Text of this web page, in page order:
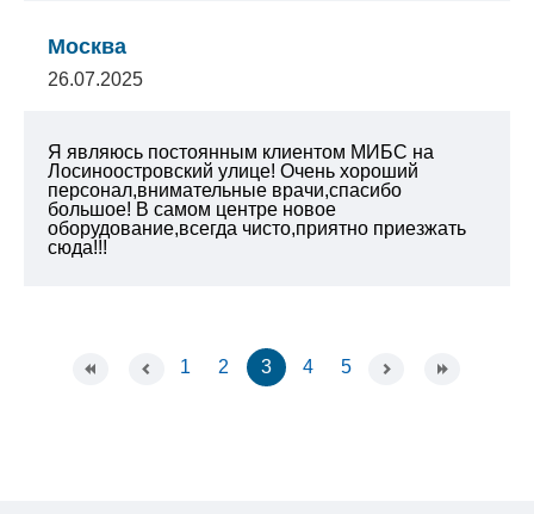
Москва
26.07.2025
Я являюсь постоянным клиентом МИБС на
Лосиноостровский улице! Очень хороший
персонал,внимательные врачи,спасибо
большое! В самом центре новое
оборудование,всегда чисто,приятно приезжать
сюда!!!
1 2 3 4 5